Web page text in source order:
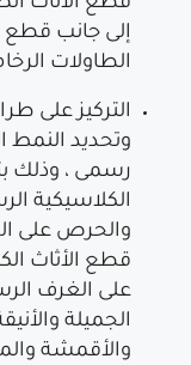
إلى جانب قطع
الطاولات
التركيز على
وتحديد النمط
رسمى ، وذلك
الكلاسيكية
والحرص على
قطع الأثاث
على الغرف
الجميلة
والأقمشة